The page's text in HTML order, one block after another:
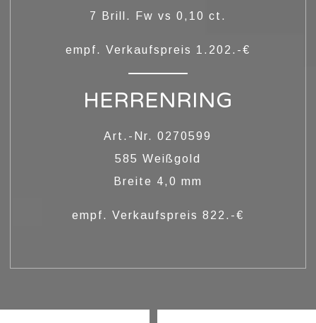
7 Brill. Fw vs 0,10 ct.
empf. Verkaufspreis 1.202.-€
HERRENRING
Art.-Nr. 0270599
585 Weißgold
Breite 4,0 mm
empf. Verkaufspreis 822.-€